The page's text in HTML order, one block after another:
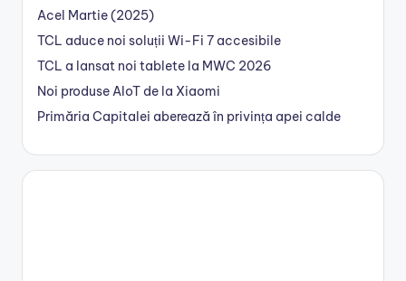
Acel Martie (2025)
TCL aduce noi soluții Wi-Fi 7 accesibile
TCL a lansat noi tablete la MWC 2026
Noi produse AIoT de la Xiaomi
Primăria Capitalei aberează în privința apei calde